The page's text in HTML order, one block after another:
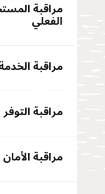
مراقبة
الفعلي
مراقبة
مراقبة التوفر
مراقبة الأمان